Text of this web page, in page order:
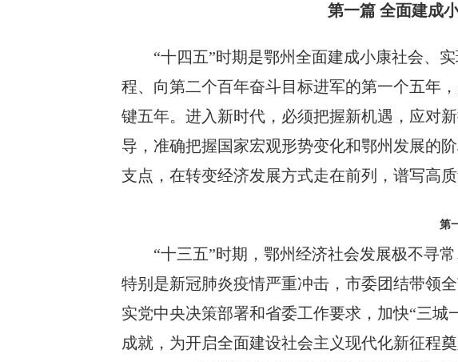
第一篇全面建成
“十四五”时期是鄂州全面建成小康社会、
程、向第二个百年奋斗目标进军的第一个五年
键五年。进入新时代，必须把握新机遇，应对
导，准确把握国家宏观形势变化和鄂州发展的
支点，在转变经济发展方式走在前列，谱写高
第
“十三五”时期，鄂州经济社会发展极不寻
特别是新冠肺炎疫情严重冲击，市委团结带领
实党中央决策部署和省委工作要求，加快“三城
成就 ， 为开启全面建设社会主义现代化新征程奠